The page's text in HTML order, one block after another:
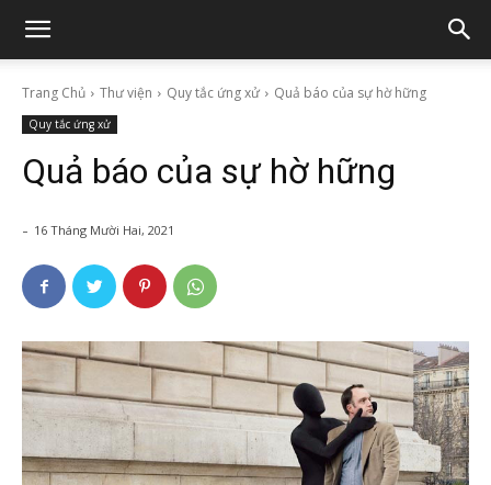
Trang Chủ Thư viện Quy tắc ứng xử Quả báo của sự hờ hững
Quy tắc ứng xử
Quả báo của sự hờ hững
- 16 Tháng Mười Hai, 2021